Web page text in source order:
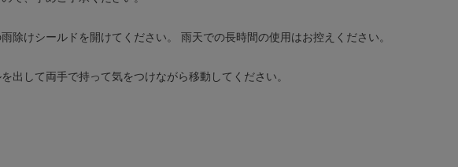
けシールドを開けてください。 雨天での長時間の使用はお控えください。
出して両手で持って気をつけながら移動してください。